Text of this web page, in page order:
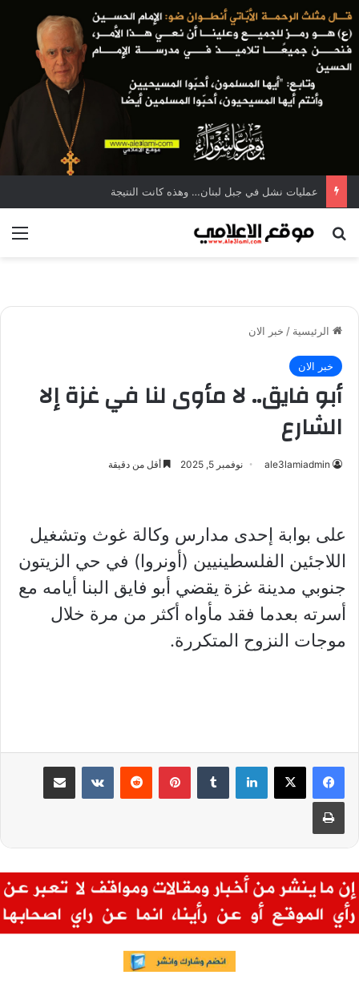
عمليات نشل في جبل لبنان… وهذه كانت النتيجة
بحث عن
الرئيسية / خبر الان
خبر الان
أبو فايق.. لا مأوى لنا في غزة إلا
الشارع
ale3lamiadmin نوفمبر 5, 2025 أقل من دقيقة
على بوابة إحدى مدارس وكالة غوث وتشغيل
اللاجئين الفلسطينيين (أونروا) في حي الزيتون
جنوبي مدينة غزة يقضي أبو فايق البنا أيامه مع
أسرته بعدما فقد مأواه أكثر من مرة خلال
موجات النزوح المتكررة.
لينكدإن بينتيريست مشاركة عبر البريد
طباعة